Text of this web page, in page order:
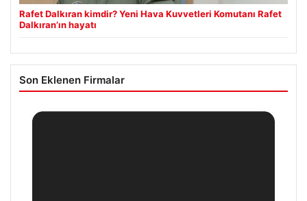
Rafet Dalkıran kimdir? Yeni Hava Kuvvetleri Komutanı Rafet
Dalkıran’ın hayatı
Son Eklenen Firmalar